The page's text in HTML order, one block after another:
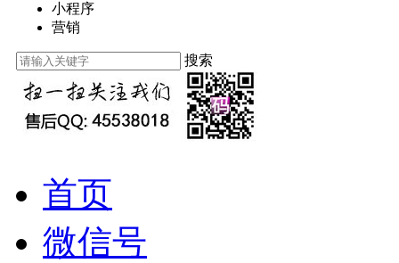
小程序
营销
搜索
首页
微信号